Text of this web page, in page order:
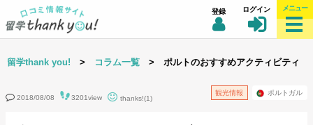
登録 ログイン メニュー
留学thank you! > コラム一覧 > ポルトのおすすめアクティビティ
2018/08/08 3201view thanks!(1)
ポルトガル
観光情報